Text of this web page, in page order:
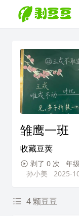
雏鹰一班
收藏豆荚
剥了 0 次 年
孙小美
2025-
4 颗豆豆